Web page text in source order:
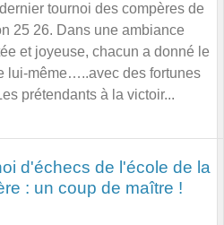
tournoi des compères de
25 26. Dans une ambiance
et joyeuse, chacun a donné le
lui-même…..avec des fortunes
prétendants à la victoir...
d'échecs de l'école de la
: un coup de maître !